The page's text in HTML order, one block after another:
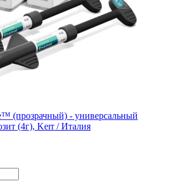
(прозрачный) - универсальный
(4г), Kerr / Италия